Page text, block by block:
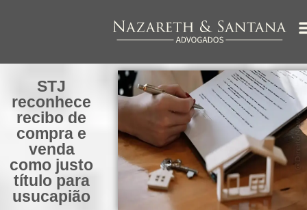
STJ
reconhece
recibo de
compra e
venda
como justo
título para
usucapião